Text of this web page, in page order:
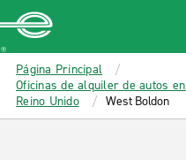
MAIN
CONTENT
Enterprise
Página Principal
Oficinas de alquiler de autos
Reino Unido
West Boldon